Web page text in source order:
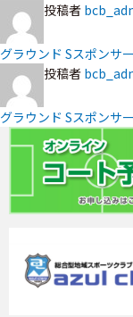
投稿者
グラウンド Sスポンサ
投稿者
グラウンド Sスポンサ